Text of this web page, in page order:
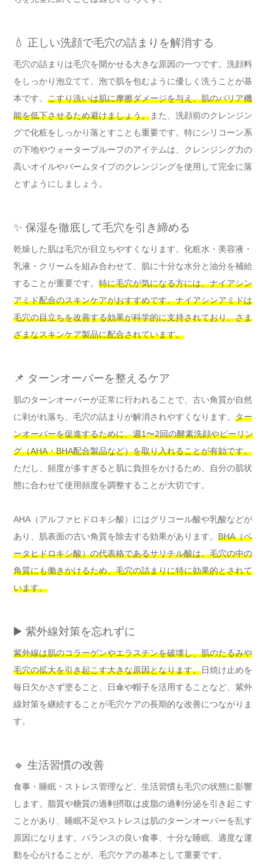
💧 正しい洗顔で毛穴の詰まりを解消する
毛穴の詰まりは毛穴を開かせる大きな原因の一つです。洗顔料
をしっかり泡立てて、泡で肌を包むように優しく洗うことが基
本です。 こすり洗いは肌に摩擦ダメージを与え、肌のバリア機
能を低下させるため避けましょう。また、洗顔前のクレンジン
グで化粧をしっかり落とすことも重要です。特にシリコーン系
の下地やウォータープルーフのアイテムは、クレンジング力の
高いオイルやバームタイプのクレンジングを使用して完全に落
とすようにしましょう。
✨ 保湿を徹底して毛穴を引き締める
乾燥した肌は毛穴が目立ちやすくなります。化粧水・美容液・
乳液・クリームを組み合わせて、肌に十分な水分と油分を補給
することが重要です。 特に毛穴が気になる方には、ナイアシン
アミド配合のスキンケアがおすすめです。ナイアシンアミドは
毛穴の目立ちを改善する効果が科学的に支持されており、さま
ざまなスキンケア製品に配合されています。
📌 ターンオーバーを整えるケア
肌のターンオーバーが正常に行われることで、古い角質が自然
に剥がれ落ち、毛穴の詰まりが解消されやすくなります。 ター
ンオーバーを促進するために、週1〜2回の酵素洗顔やピーリン
グ（AHA・BHA配合製品など）を取り入れることが有効です。
ただし、頻度が多すぎると肌に負担をかけるため、自分の肌状
態に合わせて使用頻度を調整することが大切です。
AHA（アルファヒドロキシ酸）にはグリコール酸や乳酸などが
あり、肌表面の古い角質を除去する効果があります。 BHA（ベ
ータヒドロキシ酸）の代表格であるサリチル酸は、毛穴の中の
角質にも働きかけるため、毛穴の詰まりに特に効果的とされて
います。
▶️ 紫外線対策を忘れずに
紫外線は肌のコラーゲンやエラスチンを破壊し、肌のたるみや
毛穴の拡大を引き起こす大きな原因となります。日焼け止めを
毎日欠かさず塗ること、日傘や帽子を活用することなど、紫外
線対策を継続することが毛穴ケアの長期的な改善につながりま
す。
🔹 生活習慣の改善
食事・睡眠・ストレス管理など、生活習慣も毛穴の状態に影響
します。脂質や糖質の過剰摂取は皮脂の過剰分泌を引き起こす
ことがあり、睡眠不足やストレスは肌のターンオーバーを乱す
原因になります。バランスの良い食事、十分な睡眠、適度な運
動を心がけることが、毛穴ケアの基本として重要です。